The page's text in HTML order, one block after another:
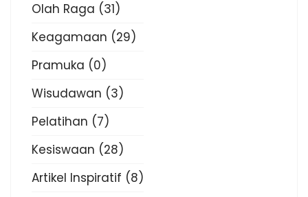
Olah Raga (31)
Keagamaan (29)
Pramuka (0)
Wisudawan (3)
Pelatihan (7)
Kesiswaan (28)
Artikel Inspiratif (8)